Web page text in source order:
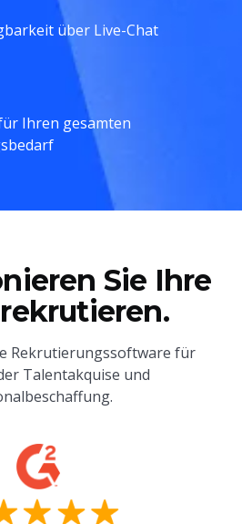
über Live-Chat
Ihren gesamten
Sie Ihre
Rekrutierungssoftware für
Talentakquise und